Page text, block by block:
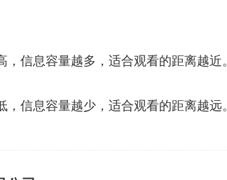
信息容量越多，适合观看的距离越近。
信息容量越少，适合观看的距离越远。